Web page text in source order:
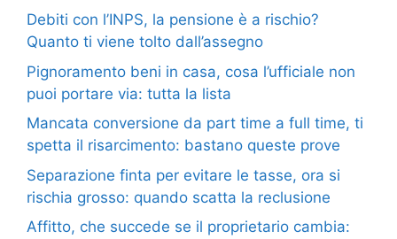
Debiti con l’INPS, la pensione è a rischio?
Quanto ti viene tolto dall’assegno
Pignoramento beni in casa, cosa l’ufficiale non
puoi portare via: tutta la lista
Mancata conversione da part time a full time, ti
spetta il risarcimento: bastano queste prove
Separazione finta per evitare le tasse, ora si
rischia grosso: quando scatta la reclusione
Affitto, che succede se il proprietario cambia: